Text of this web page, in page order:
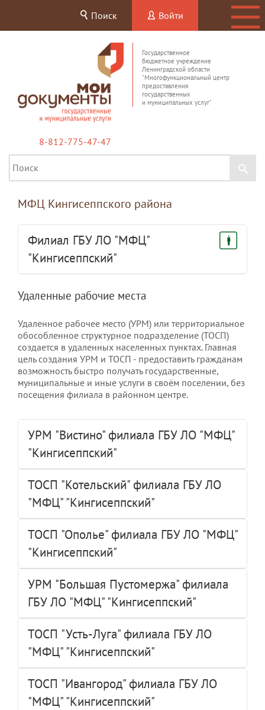
Поиск Войти
Государственное
бюджетное учреждение
Ленинградской области
"Многофункциональный центр
предоставления
государственных
и муниципальных услуг"
8-812-775-47-47
МФЦ Кингисеппского района
Филиал ГБУ ЛО "МФЦ"
"Кингисеппский"
Удаленные рабочие места
Удаленное рабочее место (УРМ) или территориальное
обособленное структурное подразделение (ТОСП)
создается в удаленных населенных пунктах. Главная
цель создания УРМ и ТОСП - предоставить гражданам
возможность быстро получать государственные,
муниципальные и иные услуги в своём поселении, без
посещения филиала в районном центре.
УРМ "Вистино" филиала ГБУ ЛО "МФЦ"
"Кингисеппский"
ТОСП "Котельский" филиала ГБУ ЛО
"МФЦ" "Кингисеппский"
ТОСП "Ополье" филиала ГБУ ЛО "МФЦ"
"Кингисеппский"
УРМ "Большая Пустомержа" филиала
ГБУ ЛО "МФЦ" "Кингисеппский"
ТОСП "Усть-Луга" филиала ГБУ ЛО
"МФЦ" "Кингисеппский"
ТОСП "Ивангород" филиала ГБУ ЛО
"МФЦ" "Кингисеппский"